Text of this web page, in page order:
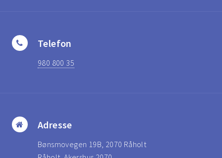
Telefon
980 800 35
Adresse
Bønsmovegen 19B, 2070 Råholt